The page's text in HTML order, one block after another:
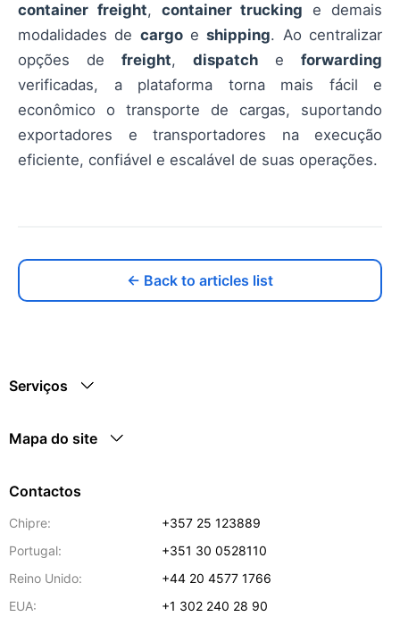
container freight, container trucking e demais
modalidades de cargoeshipping. Ao centralizar
opções de freight, dispatch e forwarding
verificadas, a plataforma torna mais fácil e
econômico o transporte de cargas, suportando
exportadores e transportadores na execução
eficiente, confiável e escalável de suas operações.
← Back to articles list
Serviços
Mapa do site
Contactos
Chipre:
+357 25 123889
Portugal:
+351 30 0528110
Reino Unido:
+44 20 4577 1766
EUA:
+1 302 240 28 90